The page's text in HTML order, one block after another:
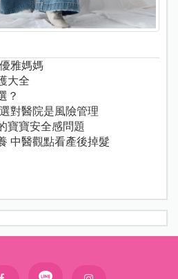
雅媽媽
大全
？
對醫院是風險管理
寶寶安全感問題
中醫觀點看產後掉髮